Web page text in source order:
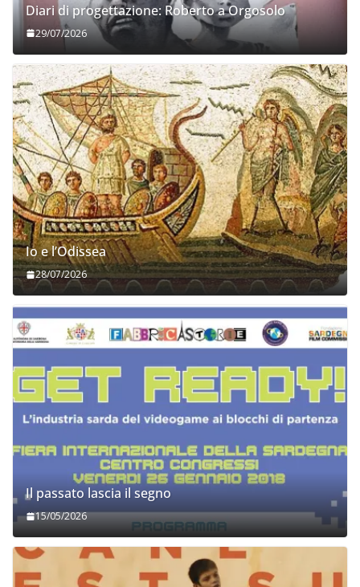
Diari di progettazione: Roberto a Orgosolo
29/07/2026
Io e l’Odissea
28/07/2026
Il passato lascia il segno
15/05/2026